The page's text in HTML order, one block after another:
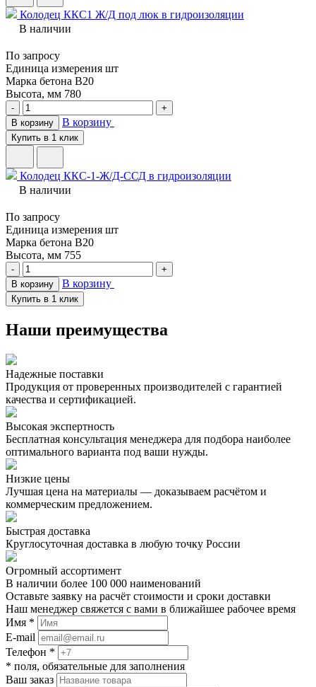
Колодец ККС1 Ж/Д под люк в гидроизоляции
В наличии
По запросу
Единица измерения шт
Марка бетона В20
Высота, мм 780
-
+
В корзину
В корзину
Купить в 1 клик
Колодец ККС-1-Ж/Д-ССД в гидроизоляции
В наличии
По запросу
Единица измерения шт
Марка бетона В20
Высота, мм 755
-
+
В корзину
В корзину
Купить в 1 клик
Наши преимущества
Надежные поставки
Продукция от проверенных производителей с гарантией
качества и сертификацией.
Высокая экспертность
Бесплатная консультация менеджера для подбора наиболее
оптимального варианта под ваши нужды.
Низкие цены
Лучшая цена на материалы — доказываем расчётом и
коммерческим предложением.
Быстрая доставка
Круглосуточная доставка в любую точку России
Огромный ассортимент
В наличии более 100 000 наименований
Оставьте заявку на расчёт стоимости и сроки доставки
Наш менеджер свяжется с вами в ближайшее рабочее время
Имя *
E-mail
Телефон *
* поля, обязательные для заполнения
Ваш заказ